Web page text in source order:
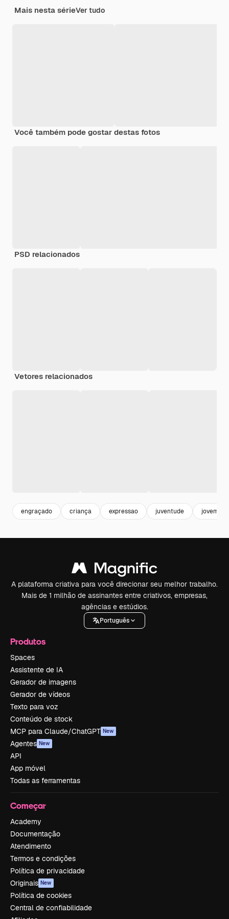
Mais nesta sérieVer tudo
Você também pode gostar destas fotos
PSD relacionados
Vetores relacionados
engraçado criança expressao juventude jovem
A plataforma criativa para você direcionar seu melhor trabalho.
Mais de 1 milhão de assinantes entre criativos, empresas,
agências e estúdios.
Português
Produtos
Spaces
Assistente de IA
Gerador de imagens
Gerador de vídeos
Texto para voz
Conteúdo de stock
MCP para Claude/ChatGPT New
Agentes New
API
App móvel
Todas as ferramentas
Começar
Academy
Documentação
Atendimento
Termos e condições
Política de privacidade
Originais New
Política de cookies
Central de confiabilidade